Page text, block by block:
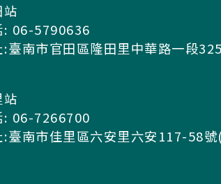
站
: 06-5790636
:臺南市官田區隆田里中華路一段
站
: 06-7266700
:臺南市佳里區六安里六安117-58